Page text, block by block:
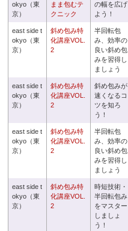
okyo（東
京）
まま包むテ
クニック
の幅を広げ
よう！
east side t
okyo（東
京）
斜め包み特
化講座VOL.
2
半回転包
み、効率の
良い斜め包
みを習得し
ましょう
east side t
okyo（東
京）
斜め包み特
化講座VOL.
2
斜め包みが
速くなるコ
ツを知ろ
う！
east side t
okyo（東
京）
斜め包み特
化講座VOL.
2
半回転包
み、効率の
良い斜め包
みを習得し
ましょう
east side t
okyo（東
京）
斜め包み特
化講座VOL.
2
時短技術・
半回転包み
をマスター
しましょ
う！